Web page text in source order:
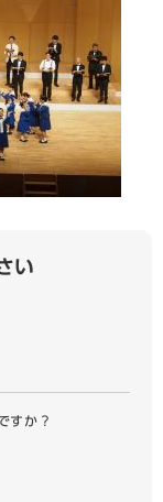
い
すか？